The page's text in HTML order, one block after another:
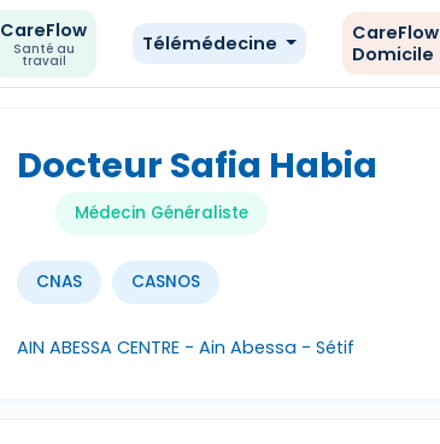
CareFlow
Santé au
travail
Télémédecine
CareFlow
Domicile
Docteur Safia Habia
Médecin Généraliste
CNAS CASNOS
AIN ABESSA CENTRE - Ain Abessa - Sétif